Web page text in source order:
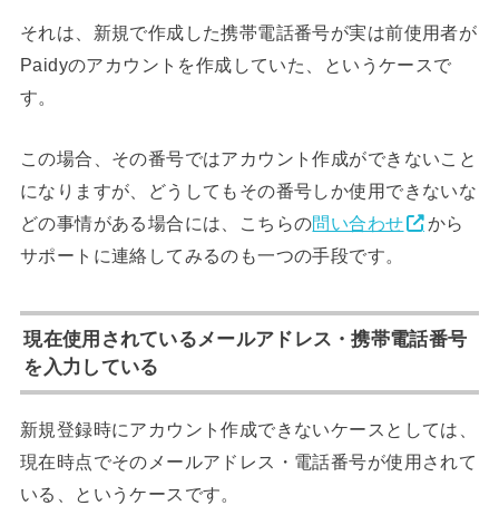
それは、新規で作成した携帯電話番号が実は前使用者が
Paidyのアカウントを作成していた、というケースで
す。
この場合、その番号ではアカウント作成ができないこと
になりますが、どうしてもその番号しか使用できないな
どの事情がある場合には、こちらの問い合わせ
から
サポートに連絡してみるのも一つの手段です。
現在使用されているメールアドレス・携帯電話番号
を入力している
新規登録時にアカウント作成できないケースとしては、
現在時点でそのメールアドレス・電話番号が使用されて
いる、というケースです。